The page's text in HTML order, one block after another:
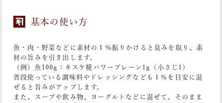
基本の使い方
魚・肉・野菜などに素材の１％振りかけると臭みを取り、素
材の旨みを引き出します。
（例）魚100g：キスケ糀パワープレーン1g（小さじ1）
普段使っている調味料やドレッシングなども１％を目安に混
ぜると旨みがアップします。
また、スープや飲み物、ヨーグルトなどに混ぜて、そのまま